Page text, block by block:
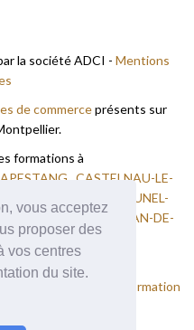
vous acceptez
proposer des
vos centres
du site.
la société ADCI - Mentions
de commerceprésents sur
formations à
CASTELNAU-LE-
LUNEL-
PÉZENAS SAINT-JEAN-DE-
VENDRES
BEZIERS
Formation